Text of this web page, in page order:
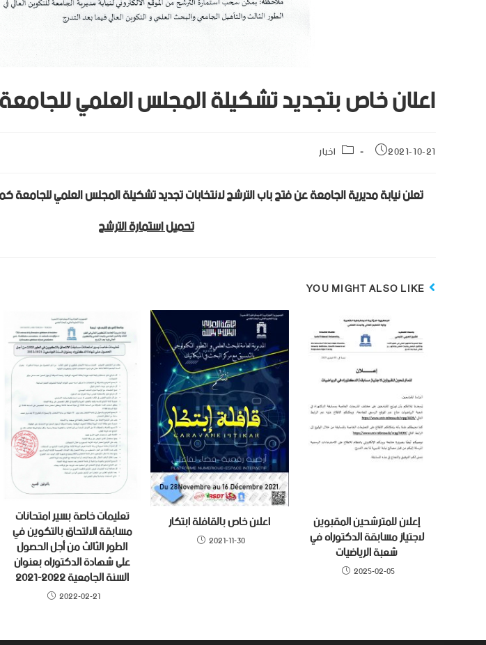
اعلان خاص بتجديد تشكيلة المجلس العلمي للجامعة
2021-10-21 اخبار
تعلن نيابة مديرية الجامعة عن فتح باب الترشح لانتخابات تجديد تشكيلة المجلس العلمي
تحميل استمارة الترشح
YOU MIGHT ALSO LIKE
تعليمات خاصة بسير امتحانات
مسابقة الالتحاق بالتكوين في
الطور الثالث من أجل الحصول
على شهادة الدكتوراه بعنوان
السنة الجامعية 2022-2021
2022-02-21
اعلان خاص بالقافلة ابتكار
2021-11-30
إعلان للمترشحين المقبوين
لاجتياز مسابقة الدكتوراه في
شعبة الرياضيات
2025-02-05